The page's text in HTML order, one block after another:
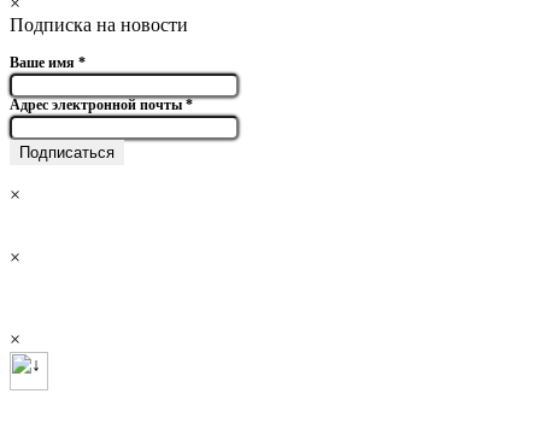
Подписка на новости
Ваше имя *
Адрес электронной почты*
×
×
×